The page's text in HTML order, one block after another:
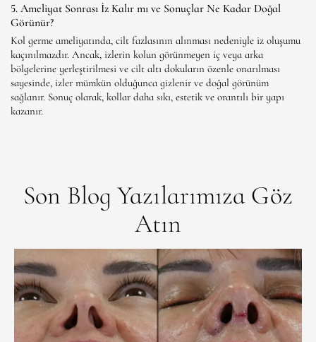
5. Ameliyat Sonrası İz Kalır mı ve Sonuçlar Ne Kadar Doğal
Görünür?
Kol germe ameliyatında, cilt fazlasının alınması nedeniyle iz oluşumu
kaçınılmazdır. Ancak, izlerin kolun görünmeyen iç veya arka
bölgelerine yerleştirilmesi ve cilt altı dokuların özenle onarılması
sayesinde, izler mümkün olduğunca gizlenir ve doğal görünüm
sağlanır. Sonuç olarak, kollar daha sıkı, estetik ve orantılı bir yapı
kazanır.
Son Blog Yazılarımıza Göz
Atın